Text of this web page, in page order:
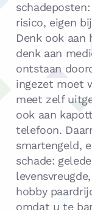
risico, eigen
Denk ook aan
denk aan
ontstaan
ingezet moet
meet zelf
ook aan
telefoon.
smartengeld,
schade:
hobby
omdat u te